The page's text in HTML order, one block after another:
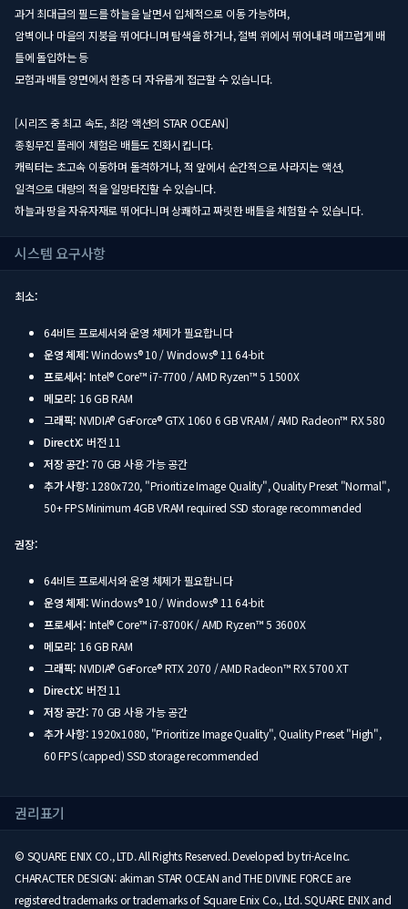
과거 최대급의 필드를 하늘을 날면서 입체적으로 이동 가능하며,
암벽이나 마을의 지붕을 뛰어다니며 탐색을 하거나, 절벽 위에서 뛰어내려 매끄럽게 배
틀에 돌입하는 등
모험과 배틀 양면에서 한층 더 자유롭게 접근할 수 있습니다.
[시리즈 중 최고 속도, 최강 액션의 STAR OCEAN]
종횡무진 플레이 체험은 배틀도 진화시킵니다.
캐릭터는 초고속 이동하며 돌격하거나, 적 앞에서 순간적으로 사라지는 액션,
일격으로 대량의 적을 일망타진할 수 있습니다.
하늘과 땅을 자유자재로 뛰어다니며 상쾌하고 짜릿한 배틀을 체험할 수 있습니다.
시스템 요구사항
최소:
64비트 프로세서와 운영 체제가 필요합니다
운영 체제:Windows® 10 / Windows® 11 64-bit
프로세서: Intel® Core™ i7-7700 / AMD Ryzen™ 5 1500X
메모리: 16 GB RAM
그래픽: NVIDIA® GeForce® GTX 1060 6 GB VRAM / AMD Radeon™ RX 580
DirectX: 버전 11
저장 공간: 70 GB 사용 가능 공간
추가 사항: 1280x720, "Prioritize Image Quality", Quality Preset "Normal",
50+ FPS Minimum 4GB VRAM required SSD storage recommended
권장:
64비트 프로세서와 운영 체제가 필요합니다
운영 체제:Windows® 10 / Windows® 11 64-bit
프로세서: Intel® Core™ i7-8700K / AMD Ryzen™ 5 3600X
메모리: 16 GB RAM
그래픽: NVIDIA® GeForce® RTX 2070 / AMD Radeon™ RX 5700 XT
DirectX: 버전 11
저장 공간: 70 GB 사용 가능 공간
추가 사항: 1920x1080, "Prioritize Image Quality", Quality Preset "High",
60 FPS (capped) SSD storage recommended
권리표기
© SQUARE ENIX CO., LTD. All Rights Reserved. Developed by tri-Ace Inc.
CHARACTER DESIGN: akiman STAR OCEAN and THE DIVINE FORCE are
registered trademarks or trademarks of Square Enix Co., Ltd. SQUARE ENIX and